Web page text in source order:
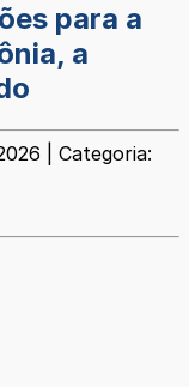
para a
a
| Categoria: